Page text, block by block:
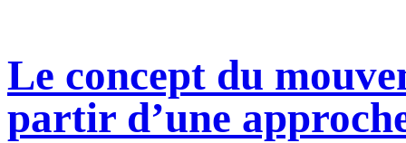
Le concept du
partir d’une